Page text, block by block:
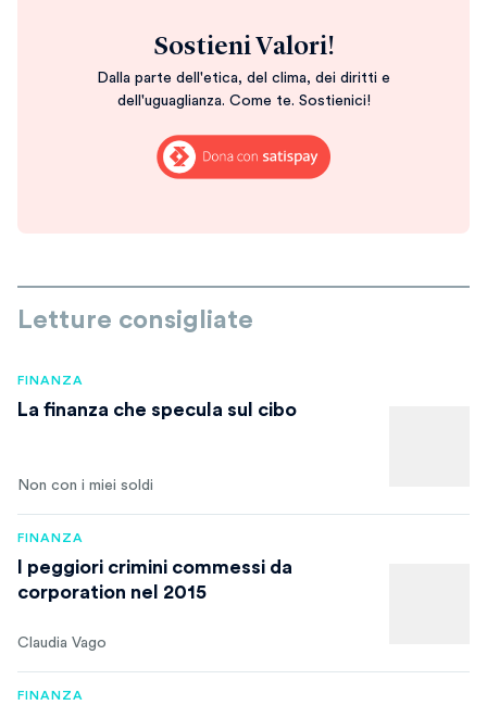
Sostieni Valori!
Dalla parte dell'etica, del clima, dei diritti e
dell'uguaglianza. Come te. Sostienici!
Letture consigliate
FINANZA
La finanza che specula sul cibo
Non con i miei soldi
FINANZA
I peggiori crimini commessi da
corporation nel 2015
Claudia Vago
FINANZA